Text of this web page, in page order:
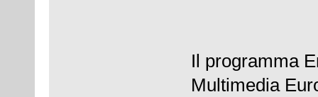
Il programma
Multimedia